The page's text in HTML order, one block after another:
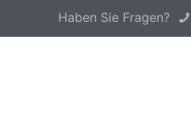
Haben Sie Fragen?